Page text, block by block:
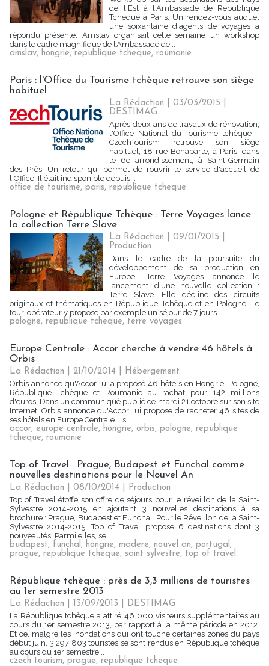
de l'Est à l'Ambassade de République
Tchèque à Paris. Un rendez-vous auquel
une soixantaine d'agents de voyages a
répondu présente. Amslav organisait cette semaine un workshop
dans le cadre magnifique de l’Ambassade de...
amslav, hongrie, republique tcheque, roumanie
Paris : l'Office du Tourisme tchèque retrouve son siège
habituel
La Rédaction | 03/03/2015
DESTIMAG
Après deux ans de travaux de rénovation,
l'Office National du Tourisme tchèque –
CzechTourism retrouve son siège
habituel, 18 rue Bonaparte, à Paris, dans
le 6e arrondissement, à Saint-Germain
des Près. Un retour qui permet de rouvrir le service d'accueil de
l'Office. Il était indisponible depuis...
office de tourisme, paris, republique tcheque
Pologne et République Tchèque : Terre Voyages lance
la collection Terre Slave
La Rédaction | 09/01/2015
Production
Dans le cadre de la poursuite du
développement de sa production en
Europe, Terre Voyages annonce le
lancement d'une nouvelle collection :
Terre Slave. Elle décline des circuits
originaux et thématiques en République Tchèque et en Pologne. Le
tour-opérateur y propose par exemple un séjour de 7 jours...
pologne, republique tcheque, terre voyages
Europe Centrale : Accor cherche à vendre 46 hôtels à
Orbis
La Rédaction | 21/10/2014
Hébergement
Orbis annonce qu'Accor lui a proposé 46 hôtels en Hongrie, Pologne,
République Tchèque et Roumanie au rachat pour 142 millions
d'euros. Dans un communiqué publié ce mardi 21 octobre sur son site
Internet, Orbis annonce qu'Accor lui propose de racheter 46 sites de
ses hôtels en Europe Centrale. Ils...
accor, europe centrale, hongrie, orbis, pologne, republique
tcheque, roumanie
Top of Travel : Prague, Budapest et Funchal comme
nouvelles destinations pour le Nouvel An
La Rédaction | 08/10/2014
Production
Top of Travel étoffe son offre de séjours pour le réveillon de la Saint-
Sylvestre 2014-2015 en ajoutant 3 nouvelles destinations à sa
brochure : Prague, Budapest et Funchal. Pour le Réveillon de la Saint-
Sylvestre 2014-2015, Top of Travel propose 6 destinations dont 3
nouveautés. Parmi elles, se...
budapest, funchal, hongrie, madere, nouvel an, portugal,
prague, republique tcheque, saint sylvestre, top of travel
République tchèque : près de 3,3 millions de touristes
au 1er semestre 2013
La Rédaction | 13/09/2013
DESTIMAG
La République tchèque a attiré 46 000 visiteurs supplémentaires au
cours du 1er semestre 2013, par rapport à la même période en 2012.
Et ce, malgré les inondations qui ont touché certaines zones du pays
début juin. 3 297 803 touristes se sont rendus en République tchèque
au cours du 1er semestre...
czech tourism, prague, republique tcheque